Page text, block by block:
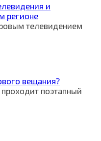
и
регионе
телевидением
вещания?
проходит поэтапный